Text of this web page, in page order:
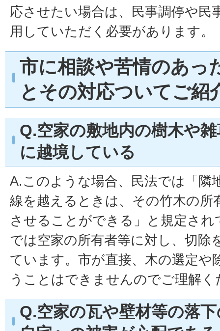
応させたい場合は、民事調停や民
用していただく必要があります。
市に相談や苦情のあっ
とその対応ついてご紹
Q.空家の敷地内の樹木や
に越境している
A.このような場合、民法では「隣
線を越えるときは、その竹木の所
させることができる」と規定さ
では空家の所有者等に対し、切除
ています。市が直接、木の選定や
うことはできませんのでご理解く
Q.空家の瓦や壁材等の落